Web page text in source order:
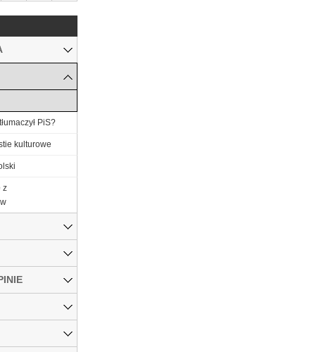
PiS?
kulturowe
z